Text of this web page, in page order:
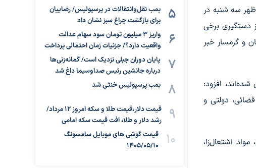
سه شنبه در
دستگیری برخی
و گرمسار خبر
شده‌اند، افزود:
دولتی و
اشتعال‌زا،
بمب نقل‌وانتقالات در پرسپولیس/ رضاییان
برای بازگشت چراغ سبز نشان داد
واریز ۳ میلیون تومان سود سهام عدالت
واقعیت دارد؟/ جزئیات زمان احتمالی پرداخت
پایان دوران جبلی نزدیک است/ گمانه‌زنی‌ها
درباره جانشین رئیس صداوسیما داغ شد
بمب پرسپولیس خنثی شد
قیمت دلار،قیمت طلا و سکه امروز ۱۲ مرداد/
رشد دلار و طلا، افت قیمت سکه امامی
قیمت گوشی های موبایل سامسونگ
1405/05/10